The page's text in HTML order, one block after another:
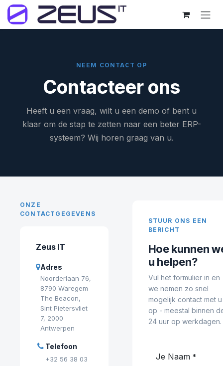
Overslaan naar inhoud
NEEM CONTACT OP
Contacteer ons
Heeft u een vraag, wilt u een demo of bent u
klaar om de stap te zetten naar een beter ERP-
systeem? Wij horen graag van u.
ONZE
CONTACTGEGEVENS
Zeus IT
Adres
Noorderlaan 76,
8790 Waregem
The Beacon,
Sint Pietersvliet
7, 2000
Antwerpen
Telefoon
+32 56 38 03
STUUR ONS EEN
BERICHT
Hoe kunnen
u helpen?
Vul het formulier in en
we nemen zo snel
mogelijk contact met u
op - meestal binnen
24 uur op werkdagen.
Je Naam *